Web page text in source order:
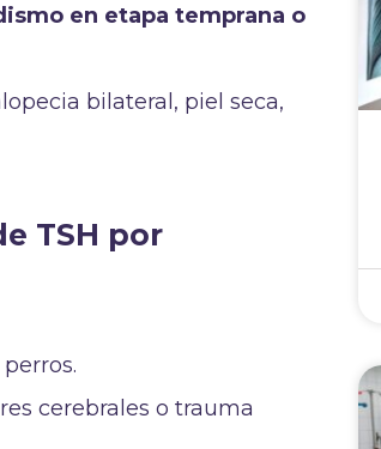
en etapa temprana o
bilateral, piel seca,
TSH por
cerebrales o trauma